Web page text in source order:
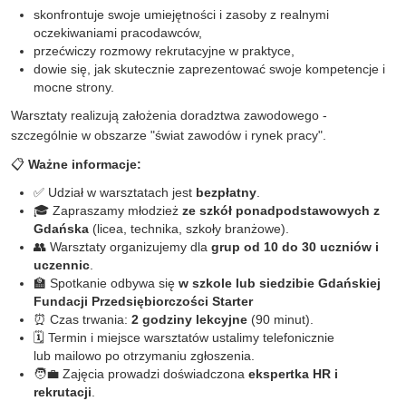
skonfrontuje swoje umiejętności i zasoby z realnymi
oczekiwaniami pracodawców,
przećwiczy rozmowy rekrutacyjne w praktyce,
dowie się, jak skutecznie zaprezentować swoje kompetencje i
mocne strony.
Warsztaty realizują założenia doradztwa zawodowego -
szczególnie w obszarze "świat zawodów i rynek pracy".
📋 Ważne informacje:
✅ Udział w warsztatach jest bezpłatny
🎓 Zapraszamy młodzież ze szkół ponadpodstawowych z
Gdańska (licea, technika, szkoły branżowe).
👥 Warsztaty organizujemy dla grup od 10 do 30 uczniów i
uczennic
🏫 Spotkanie odbywa się w szkole lub siedzibie Gdańskiej
Fundacji Przedsiębiorczości Starter
⏰ Czas trwania: 2 godziny lekcyjne (90 minut).
🗓️ Termin i miejsce warsztatów ustalimy telefonicznie
lub mailowo po otrzymaniu zgłoszenia.
🧑💼 Zajęcia prowadzi doświadczona ekspertka HR i
rekrutacji